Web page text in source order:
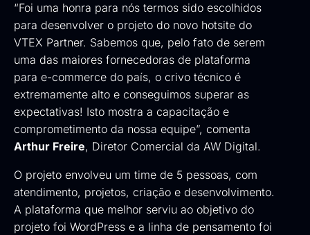
“Foi uma honra para nós termos sido escolhidos
para desenvolver o projeto do novo hotsite do
VTEX Partner. Sabemos que, pelo fato de serem
uma das maiores fornecedoras de plataforma
para e-commerce do país, o crivo técnico é
extremamente alto e conseguimos superar as
expectativas! Isto mostra a capacitação e
comprometimento da nossa equipe”, comenta
Arthur Freire, Diretor Comercial da AW Digital.
O projeto envolveu um time de 5 pessoas, com
atendimento, projetos, criação e desenvolvimento.
A plataforma que melhor serviu ao objetivo do
projeto foi WordPress e a linha de pensamento foi